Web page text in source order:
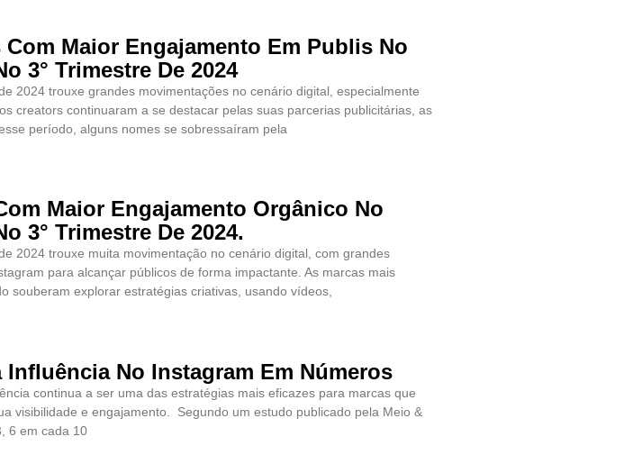
Com Maior Engajamento Em Publis No
3° Trimestre De 2024
2024 trouxe grandes movimentações no cenário digital, especialmente
creators continuaram a se destacar pelas suas parcerias publicitárias, as
período, alguns nomes se sobressaíram pela
Maior Engajamento Orgânico No
3° Trimestre De 2024.
2024 trouxe muita movimentação no cenário digital, com grandes
para alcançar públicos de forma impactante. As marcas mais
souberam explorar estratégias criativas, usando vídeos,
Influência No Instagram Em Números
continua a ser uma das estratégias mais eficazes para marcas que
visibilidade e engajamento. Segundo um estudo publicado pela Meio &
6 em cada 10